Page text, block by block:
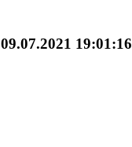
09.07.2021 19:01:16